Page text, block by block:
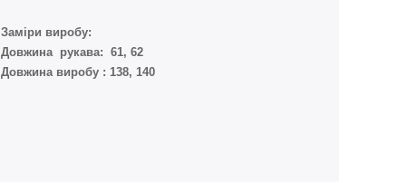
Заміри виробу:
Довжина рукава: 61, 62
Довжина виробу : 138, 140